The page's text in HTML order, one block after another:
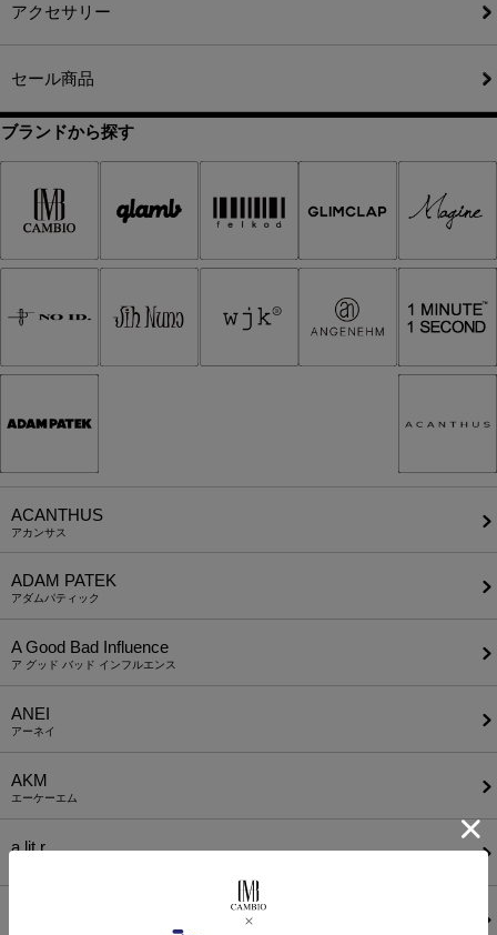
アクセサリー
セール商品
ブランドから探す
ACANTHUS
アカンサス
ADAM PATEK
アダムパティック
A Good Bad Influence
ア グッド バッド インフルエンス
ANEI
アーネイ
AKM
エーケーエム
a lit r